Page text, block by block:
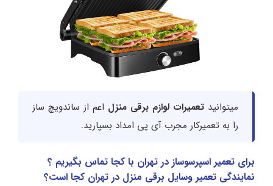
میتوانید تعمیرات لوازم برقی منزل اعم از ساندویچ ساز
را به تعمیرکار مجرب آی پی امداد بسپارید.
برای تعمیر اسپرسوساز در تهران با کجا تماس بگیریم ؟
نمایندگی تعمیر وسایل برقی منزل در تهران کجا است؟